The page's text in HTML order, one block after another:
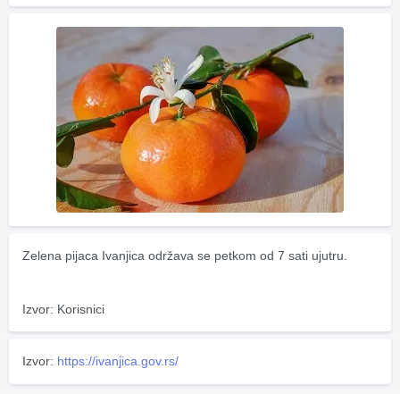
Zelena pijaca Ivanjica održava se petkom od 7 sati ujutru.
Izvor: Korisnici
Izvor: https://ivanjica.gov.rs/